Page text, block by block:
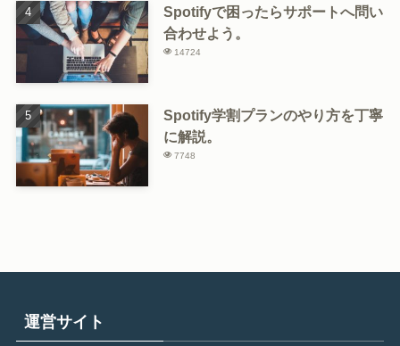
Spotifyで困ったらサポートへ問い
合わせよう。
14724
Spotify学割プランのやり方を丁寧
に解説。
7748
運営サイト